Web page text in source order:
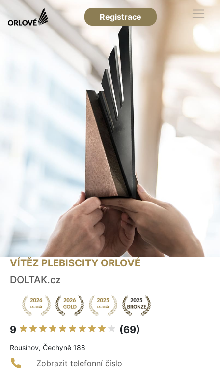
Registrace
VÍTĚZ PLEBISCITY ORLOVÉ
DOLTAK.cz
9 (69)
Rousínov, Čechyně 188
Zobrazit telefonní číslo